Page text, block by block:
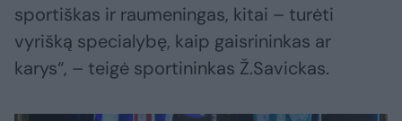
sportiškas ir raumeningas, kitai – turėti
vyrišką specialybę, kaip gaisrininkas ar
karys“, – teigė sportininkas Ž.Savickas.